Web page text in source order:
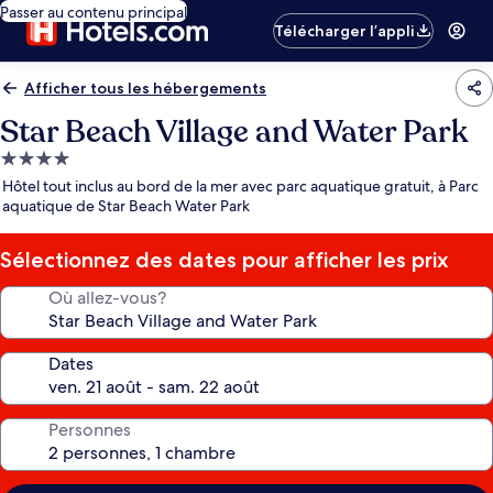
Passer au contenu principal
Télécharger l’appli
Afficher tous les hébergements
Star Beach Village and Water Park
Hébergement
4.0 étoiles
Hôtel tout inclus au bord de la mer avec parc aquatique gratuit, à Parc
aquatique de Star Beach Water Park
Sélectionnez des dates pour afficher les prix
Où allez-vous?
Dates
Personnes